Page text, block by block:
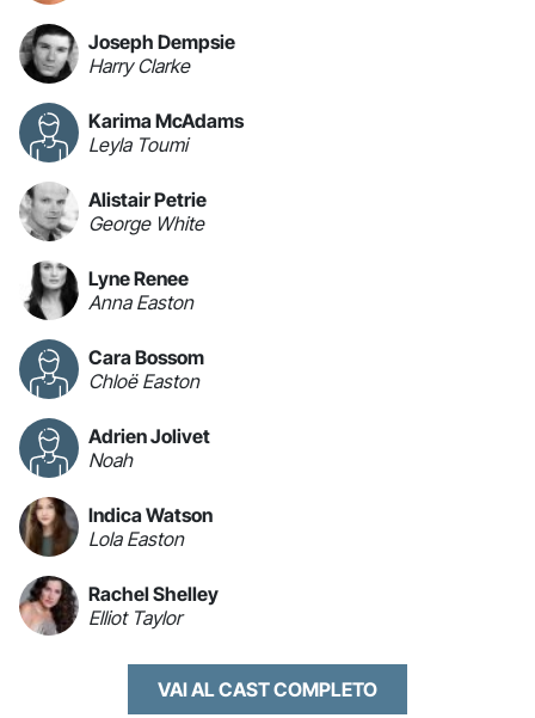
Joseph Dempsie
Harry Clarke
Karima McAdams
Leyla Toumi
Alistair Petrie
George White
Lyne Renee
Anna Easton
Cara Bossom
Chloë Easton
Adrien Jolivet
Noah
Indica Watson
Lola Easton
Rachel Shelley
Elliot Taylor
VAI AL CAST COMPLETO